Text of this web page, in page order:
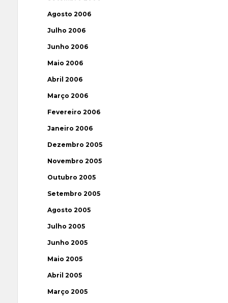
Agosto 2006
Julho 2006
Junho 2006
Maio 2006
Abril 2006
Março 2006
Fevereiro 2006
Janeiro 2006
Dezembro 2005
Novembro 2005
Outubro 2005
Setembro 2005
Agosto 2005
Julho 2005
Junho 2005
Maio 2005
Abril 2005
Março 2005